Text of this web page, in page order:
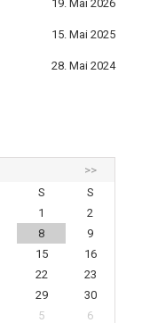
19. Mai 2026
15. Mai 2025
28. Mai 2024
>>
S
S
1
2
8
9
15
16
22
23
29
30
5
6